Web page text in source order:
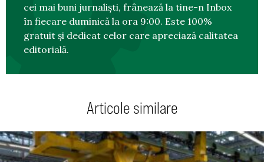
cei mai buni jurnaliști, frânează la tine-n Inbox
în fiecare duminică la ora 9:00. Este 100%
gratuit și dedicat celor care apreciază calitatea
editorială.
Articole similare